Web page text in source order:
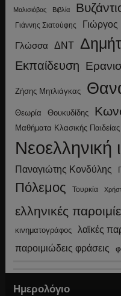
Μαλισιόβας Βιβλία
Γιάννης Σιατούφης
Γλώσσα ΔΝΤ
Εκπαίδευση
Ζήσης Μητλιάγκας
Θεωρία Θουκυδίδης
Μαθήματα Κλασικής Παιδείας
Νεοελληνική
Παναγιώτης Κονδύλης
Πόλεμος Τουρκία
ελληνικές
κινηματογράφος λαϊκές
παροιμιώδεις φράσεις
Ημερολόγιο